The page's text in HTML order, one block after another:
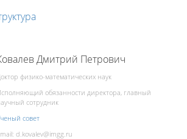
Дмитрий Петрович
физико-математических наук
обязанности директора, главный
сотрудник
совет